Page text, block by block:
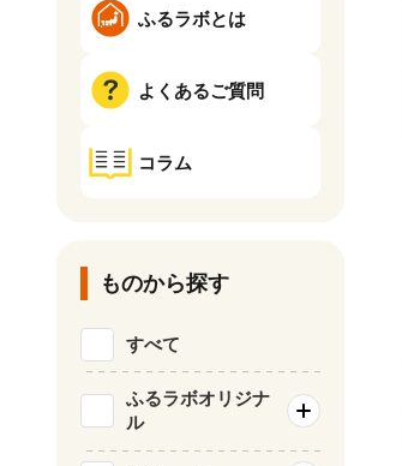
ふるラボとは
よくあるご質問
コラム
ものから探す
すべて
ふるラボオリジナ
ル